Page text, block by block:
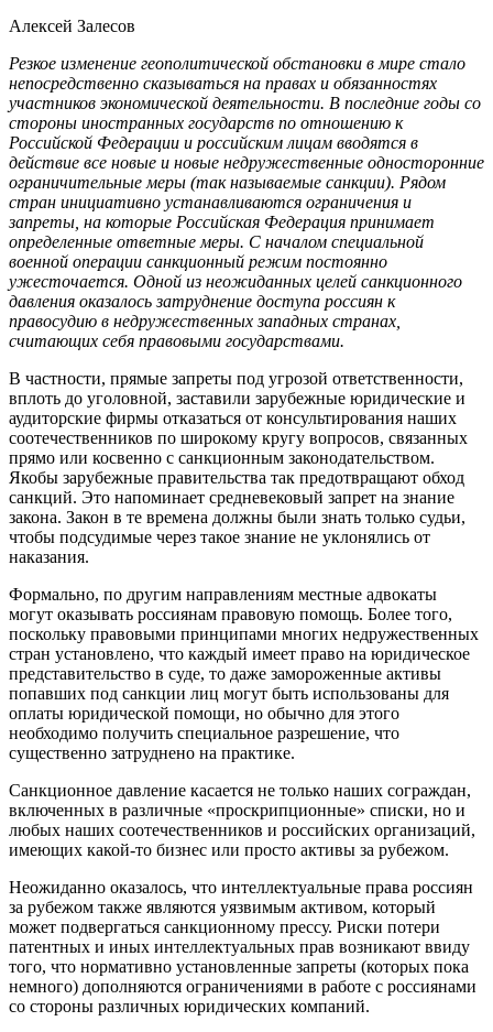
Алексей Залесов
Резкое изменение геополитической обстановки в мире стало
непосредственно сказываться на правах и обязанностях
участников экономической деятельности. В последние годы со
стороны иностранных государств по отношению к
Российской Федерации и российским лицам вводятся в
действие все новые и новые недружественные односторонние
ограничительные меры (так называемые санкции). Рядом
стран инициативно устанавливаются ограничения и
запреты, на которые Российская Федерация принимает
определенные ответные меры. С началом специальной
военной операции санкционный режим постоянно
ужесточается. Одной из неожиданных целей санкционного
давления оказалось затруднение доступа россиян к
правосудию в недружественных западных странах,
считающих себя правовыми государствами.
В частности, прямые запреты под угрозой ответственности,
вплоть до уголовной, заставили зарубежные юридические и
аудиторские фирмы отказаться от консультирования наших
соотечественников по широкому кругу вопросов, связанных
прямо или косвенно с санкционным законодательством.
Якобы зарубежные правительства так предотвращают обход
санкций. Это напоминает средневековый запрет на знание
закона. Закон в те времена должны были знать только судьи,
чтобы подсудимые через такое знание не уклонялись от
наказания.
Формально, по другим направлениям местные адвокаты
могут оказывать россиянам правовую помощь. Более того,
поскольку правовыми принципами многих недружественных
стран установлено, что каждый имеет право на юридическое
представительство в суде, то даже замороженные активы
попавших под санкции лиц могут быть использованы для
оплаты юридической помощи, но обычно для этого
необходимо получить специальное разрешение, что
существенно затруднено на практике.
Санкционное давление касается не только наших сограждан,
включенных в различные «проскрипционные» списки, но и
любых наших соотечественников и российских организаций,
имеющих какой-то бизнес или просто активы за рубежом.
Неожиданно оказалось, что интеллектуальные права россиян
за рубежом также являются уязвимым активом, который
может подвергаться санкционному прессу. Риски потери
патентных и иных интеллектуальных прав возникают ввиду
того, что нормативно установленные запреты (которых пока
немного) дополняются ограничениями в работе с россиянами
со стороны различных юридических компаний.